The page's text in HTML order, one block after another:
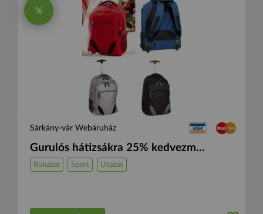
%
Sárkány-vár Webáruház
Gurulós hátizsákra 25% kedvezm...
Ruházat Sport Utazás